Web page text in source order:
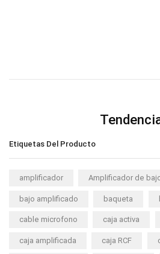
Etiquetas Del Producto
amplificador Amplificador de
bajo amplificado baqueta
cable microfono caja activa
caja amplificada caja RCF